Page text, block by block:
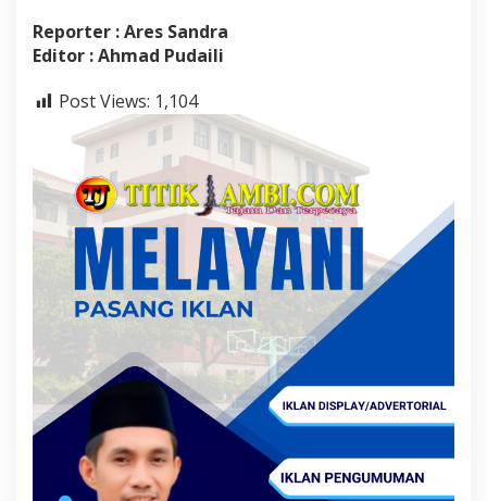
Reporter : Ares Sandra
Editor : Ahmad Pudaili
Post Views: 1,104